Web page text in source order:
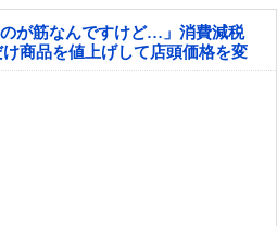
のが筋なんですけど…」消費減税
商品を値上げして店頭価格を変